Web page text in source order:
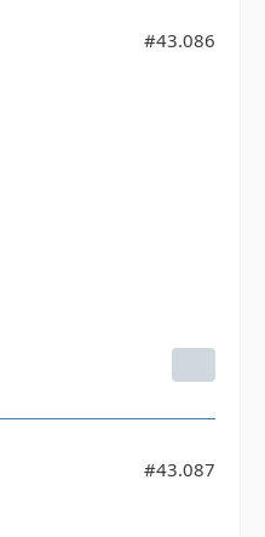
#43.086
#43.087